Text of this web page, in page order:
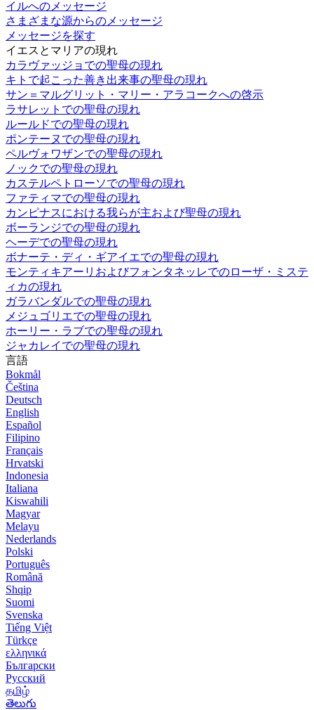
イルへのメッセージ
さまざまな源からのメッセージ
メッセージを探す
イエスとマリアの現れ
カラヴァッジョでの聖母の現れ
キトで起こった善き出来事の聖母の現れ
サン＝マルグリット・マリー・アラコークへの啓示
ラサレットでの聖母の現れ
ルールドでの聖母の現れ
ポンテーヌでの聖母の現れ
ペルヴォワザンでの聖母の現れ
ノックでの聖母の現れ
カステルペトローソでの聖母の現れ
ファティマでの聖母の現れ
カンピナスにおける我らが主および聖母の現れ
ボーランジでの聖母の現れ
ヘーデでの聖母の現れ
ボナーテ・ディ・ギアイエでの聖母の現れ
モンティキアーリおよびフォンタネッレでのローザ・ミステ
ィカの現れ
ガラバンダルでの聖母の現れ
メジュゴリエでの聖母の現れ
ホーリー・ラブでの聖母の現れ
ジャカレイでの聖母の現れ
言語
Bokmål
Čeština
Deutsch
English
Español
Filipino
Français
Hrvatski
Indonesia
Italiana
Kiswahili
Magyar
Melayu
Nederlands
Polski
Português
Română
Shqip
Suomi
Svenska
Tiếng Việt
Türkçe
ελληνικά
Български
Русский
தமிழ்
తెలుగు